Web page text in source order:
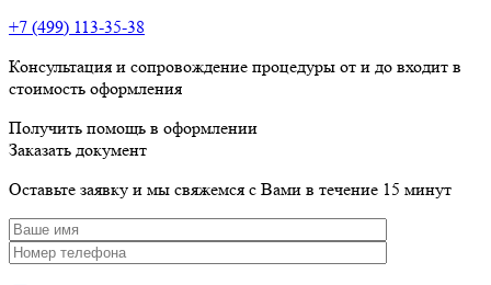
+7 (499) 113-35-38
Консультация и сопровождение процедуры от и до входит в
стоимость оформления
Получить помощь в оформлении
Заказать документ
Оставьте заявку и мы свяжемся с Вами в течение 15 минут